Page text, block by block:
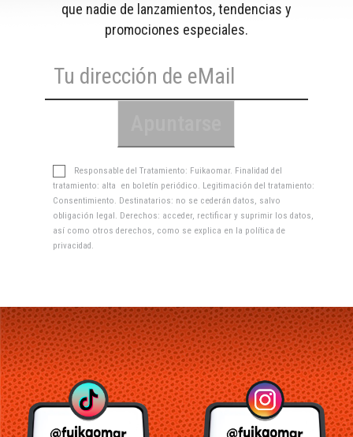
que nadie de lanzamientos, tendencias y
promociones especiales.
Responsable del Tratamiento: Fuikaomar. Finalidad del
tratamiento: alta en boletín periódico. Legitimación del tratamiento:
Consentimiento. Destinatarios: no se cederán datos, salvo
obligación legal. Derechos: acceder, rectificar y suprimir los datos,
así como otros derechos, como se explica en la política de
privacidad .